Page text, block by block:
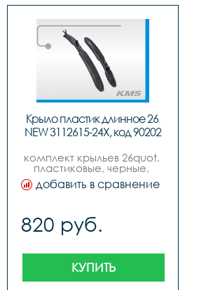
Крыло пластик длинное 26
NEW 3112615-24Х, код 90202
комплект крыльев 26quot,
пластиковые, черные,
удлиненные, завод хуахин,
добавить в сравнение
820 руб.
КУПИТЬ